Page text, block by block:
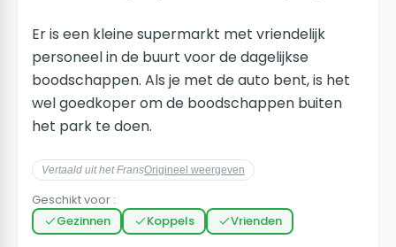
Er is een kleine supermarkt met vriendelijk
personeel in de buurt voor de dagelijkse
boodschappen. Als je met de auto bent, is het
wel goedkoper om de boodschappen buiten
het park te doen.
Vertaald uit het FransOrigineel weergeven
Geschikt voor :
Gezinnen
Koppels Vrienden